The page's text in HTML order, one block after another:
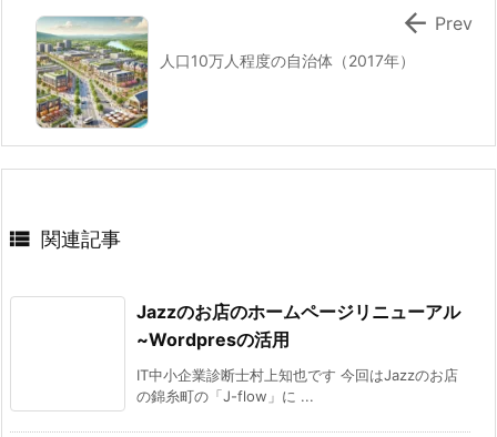
人口10万人程度の自治体（2017年）
 Prev
 関連記事
Jazzのお店のホームページリニューアル
~Wordpresの活用
IT中小企業診断士村上知也です 今回はJazzのお店
の錦糸町の「J-flow」に ...